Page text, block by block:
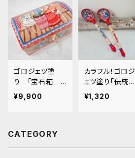
ゴロジェツ塗
り 「宝石箱
猫とティータイ
ム」 6x11cm
¥9,900
カラフル！ゴロジ
ェツ塗り「伝統柄
スプーン」15cm
¥1,320
CATEGORY